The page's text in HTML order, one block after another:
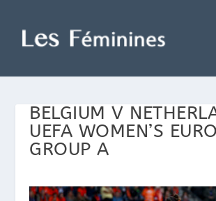
BELGIUM V
UEFA WOMEN’S
GROUP A